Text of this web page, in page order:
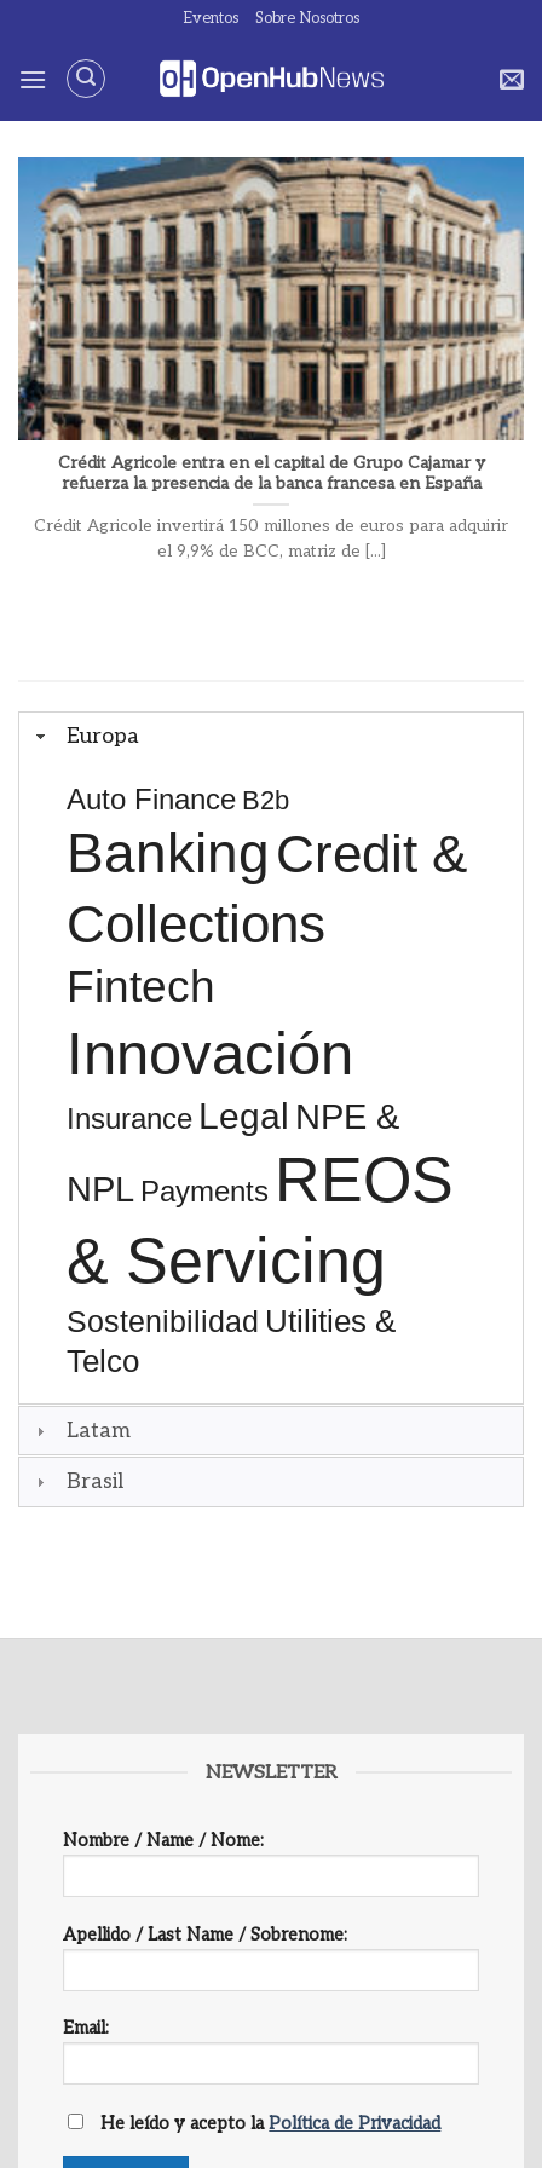
contenido
Eventos Sobre Nosotros
Europa
Auto Finance B2b
Banking Credit &
Collections
Fintech
Innovación
Insurance Legal NPE &
NPL Payments REOS
& Servicing
Sostenibilidad Utilities &
Telco
Latam
Brasil
Crédit Agricole entra en el capital de Grupo Cajamar y
refuerza la presencia de la banca francesa en España
Crédit Agricole invertirá 150 millones de euros para adquirir
el 9,9% de BCC, matriz de [...]
NEWSLETTER
Nombre / Name / Nome:
Apellido / Last Name / Sobrenome:
Email:
He leído y acepto laPolítica de Privacidad